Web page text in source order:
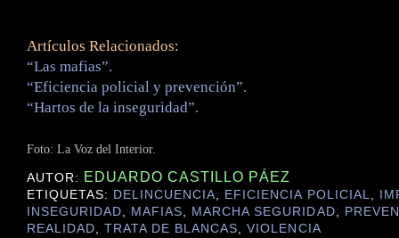
Artículos Relacionados:
“Las mafias”.
“Eficiencia policial y prevención”.
“Hartos de la inseguridad”.
Foto: La Voz del Interior.
AUTOR: EDUARDO CASTILLO PÁEZ
ETIQUETAS: DELINCUENCIA, EFICIENCIA POLICIAL,
INSEGURIDAD, MAFIAS, MARCHA SEGURIDAD,
REALIDAD,TRATA DE BLANCAS,VIOLENCIA